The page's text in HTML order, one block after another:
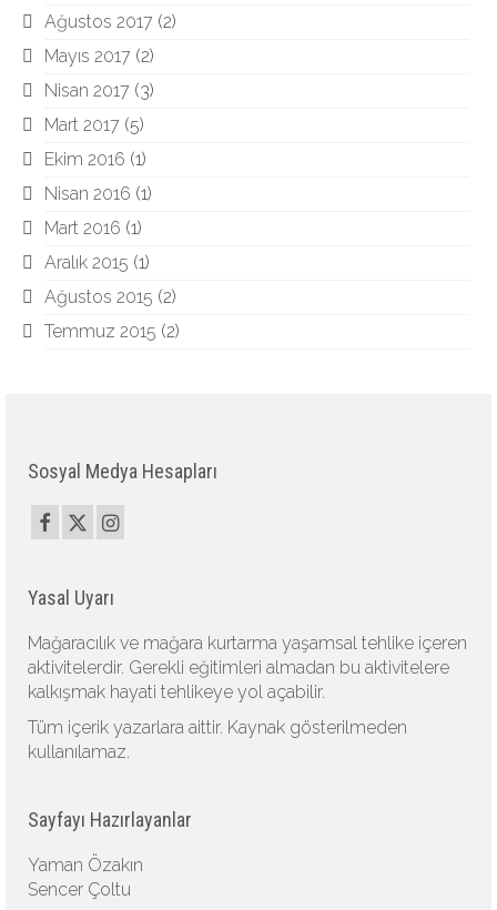
Ağustos 2017 (2)
Mayıs 2017 (2)
Nisan 2017 (3)
Mart 2017 (5)
Ekim 2016 (1)
Nisan 2016 (1)
Mart 2016 (1)
Aralık 2015 (1)
Ağustos 2015 (2)
Temmuz 2015 (2)
Sosyal Medya Hesapları
Yasal Uyarı
Mağaracılık ve mağara kurtarma yaşamsal tehlike içeren
aktivitelerdir. Gerekli eğitimleri almadan bu aktivitelere
kalkışmak hayati tehlikeye yol açabilir.
Tüm içerik yazarlara aittir. Kaynak gösterilmeden
kullanılamaz.
Sayfayı Hazırlayanlar
Yaman Özakın
Sencer Çoltu